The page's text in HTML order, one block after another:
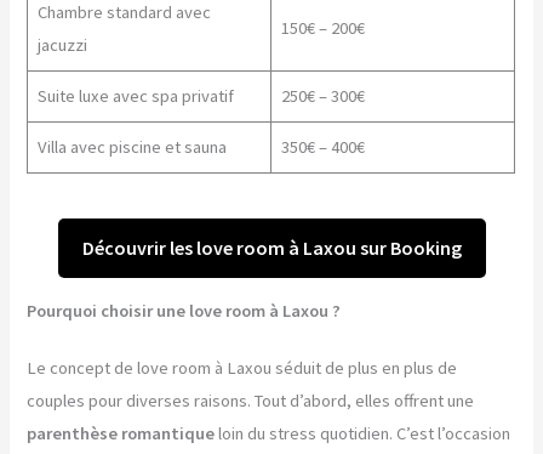
Chambre standard avec
jacuzzi
150€ – 200€
Suite luxe avec spa privatif 250€ – 300€
Villa avec piscine et sauna 350€ – 400€
Découvrir les love room à Laxou sur Booking
Pourquoi choisir une love room à Laxou ?
Le concept de love room à Laxou séduit de plus en plus de
couples pour diverses raisons. Tout d’abord, elles offrent une
parenthèse romantiqueloin du stress quotidien. C’est l’occasion